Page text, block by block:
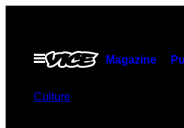
contentOpen
Menu
Magazine
Culture